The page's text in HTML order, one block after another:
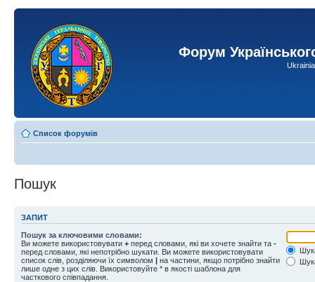
Форум
Список форумів
Пошук
ЗАПИТ
Пошук за ключовими словами:
Ви можете використовувати + перед словами, які ви хочете знайти та -
перед словами, які непотрібно шукати. Ви можете використовувати
список слів, розділяючи їх символом | на частини, якщо потрібно знайти
лише одне з цих слів. Використовуйте * в якості шаблона для
часткового співпадання.